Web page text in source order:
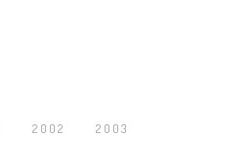
2002 2003